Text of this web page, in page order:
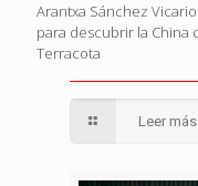
Arantxa Sánchez Vicario
para descubrir la China
Terracota
Leer más